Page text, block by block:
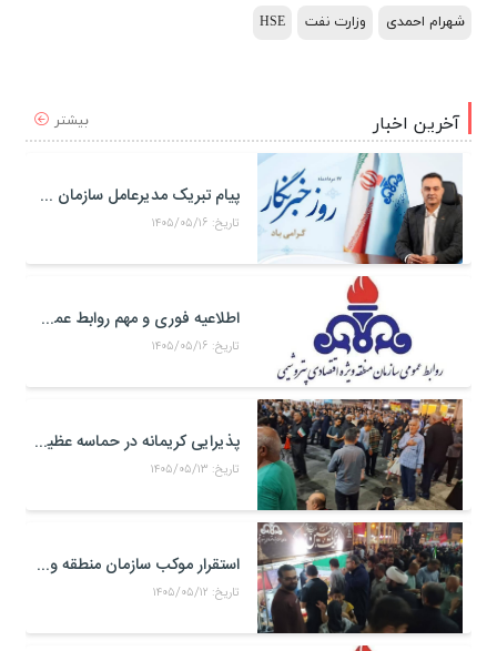
شهرام احمدی وزارت نفت HSE
بیشتر آخرین اخبار
پیام تبریک مدیرعامل سازمان منطقه ویژه اقتصادی پتروشیمی به مناسبت روز خبرنگار
تاریخ: ۱۴۰۵/۰۵/۱۶
اطلاعیه فوری و مهم روابط عمومی و سخنگوی کمیته مدیریت بحران منطقه ويژه اقتصادی پتروشيمی
تاریخ: ۱۴۰۵/۰۵/۱۶
پذیرایی کریمانه در حماسه عظیم اربعین حسینی
تاریخ: ۱۴۰۵/۰۵/۱۳
استقرار موکب سازمان منطقه ویژه اقتصادی پتروشیمی در محل تجمعات مردمی در میدان امام بندر ماهشهر
تاریخ: ۱۴۰۵/۰۵/۱۲